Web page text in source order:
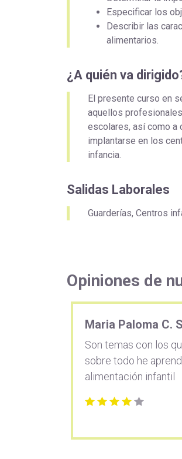
Especificar los
Describir las
alimentarios.
¿A quién va
El presente curso en
aquellos
escolares, así como a
implantarse en los
infancia.
Salidas Laborales
Guarderías, Centros
Opiniones de
Maria Paloma C.
Son temas con los
sobre todo he
alimentación infantil